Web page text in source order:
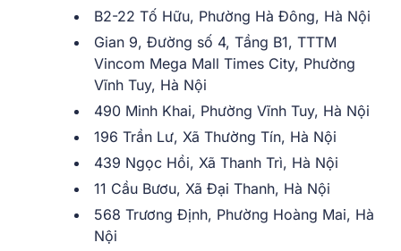
B2-22 Tố Hữu, Phường Hà Đông, Hà Nội
Gian 9, Đường số 4, Tầng B1, TTTM
Vincom Mega Mall Times City, Phường
Vĩnh Tuy, Hà Nội
490 Minh Khai, Phường Vĩnh Tuy, Hà Nội
196 Trần Lư, Xã Thường Tín, Hà Nội
439 Ngọc Hồi, Xã Thanh Trì, Hà Nội
11 Cầu Bươu, Xã Đại Thanh, Hà Nội
568 Trương Định, Phường Hoàng Mai, Hà
Nội